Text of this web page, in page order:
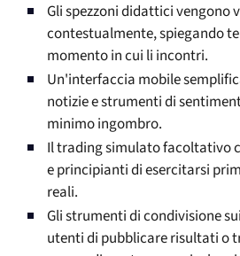
Gli spezzoni didattici vengono
contestualmente, spiegando
momento in cui li incontri.
Un'interfaccia mobile
notizie e strumenti di
minimo ingombro.
Il trading simulato facoltativo
e principianti di esercitarsi
reali.
Gli strumenti di condivisione
utenti di pubblicare risultati o